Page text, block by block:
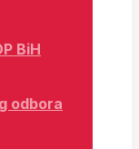
BiH
odbora